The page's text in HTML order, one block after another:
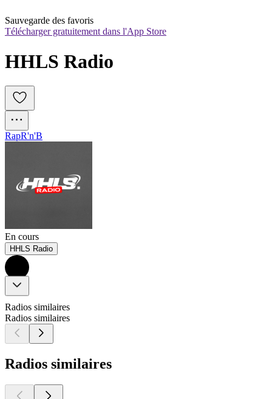
Sauvegarde des favoris
Télécharger gratuitement dans l'App Store
HHLS Radio
RapR'n'B
En cours
HHLS Radio
Radios similaires
Radios similaires
Radios similaires